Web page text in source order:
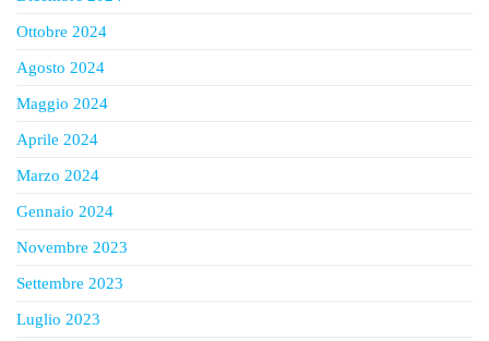
Ottobre 2024
Agosto 2024
Maggio 2024
Aprile 2024
Marzo 2024
Gennaio 2024
Novembre 2023
Settembre 2023
Luglio 2023